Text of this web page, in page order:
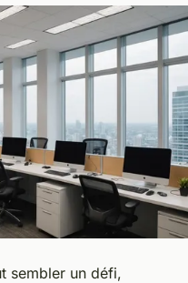
sembler un défi,